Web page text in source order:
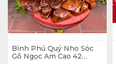
Bình Phú Quý Nho Sóc
Gỗ Ngọc Am Cao 42